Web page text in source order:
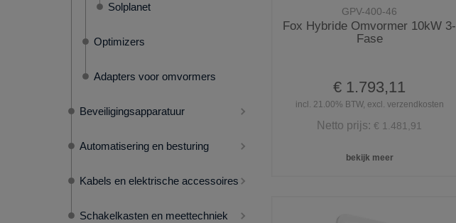
Solplanet
Optimizers
Adapters voor omvormers
Beveiligingsapparatuur
Automatisering en besturing
Kabels en elektrische accessoires
Schakelkasten en meettechniek
GPV-400-46
Fox Hybride Omvormer 10kW 3-
Fase
€ 1.793,11
incl. 21.00% BTW, excl. verzendkosten
Netto prijs:€ 1.481,91
bekijk meer